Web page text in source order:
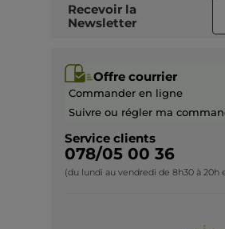
Recevoir la
Newsletter
Offre courrier
Commander en ligne
Suivre ou régler ma
Service clients
078/05 00 36
(du lundi au vendredi de 8h30 à 20h